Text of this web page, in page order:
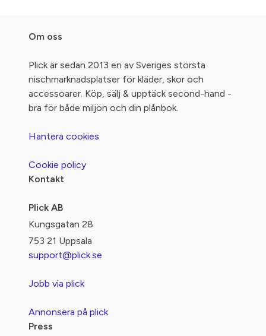
Om oss
Plick är sedan 2013 en av Sveriges största
nischmarknadsplatser för kläder, skor och
accessoarer. Köp, sälj & upptäck second-hand -
bra för både miljön och din plånbok.
Hantera cookies
Cookie policy
Kontakt
Plick AB
Kungsgatan 28
753 21 Uppsala
support@plick.se
Jobb via plick
Annonsera på plick
Press